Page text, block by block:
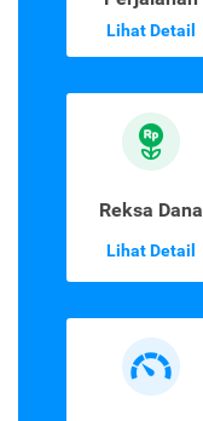
Lihat Detail
Reksa Dana
Lihat Detail